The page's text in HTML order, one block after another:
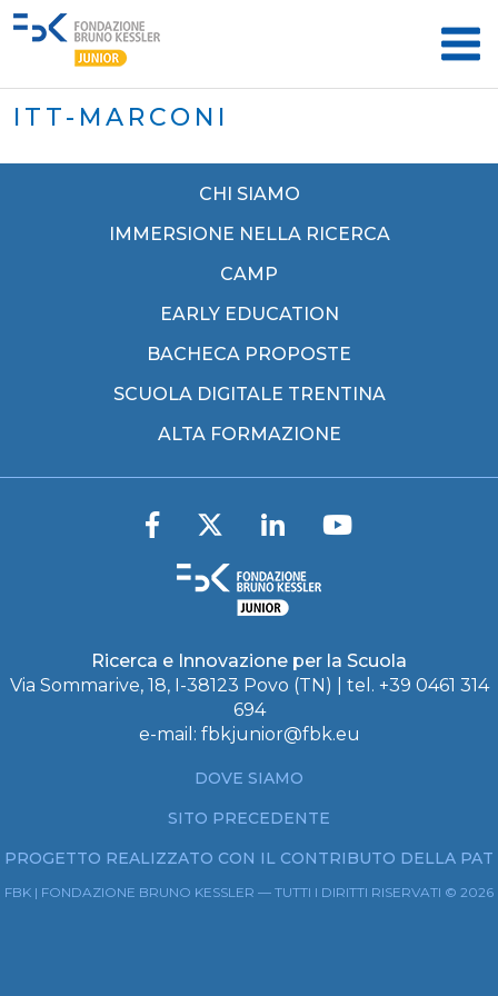
ITT-MARCONI
CHI SIAMO
IMMERSIONE NELLA RICERCA
CAMP
EARLY EDUCATION
BACHECA PROPOSTE
SCUOLA DIGITALE TRENTINA
ALTA FORMAZIONE
Ricerca e Innovazione per la Scuola
Via Sommarive, 18, I-38123 Povo (TN) | tel. +39 0461 314
694
e-mail: fbkjunior@fbk.eu
DOVE SIAMO
SITO PRECEDENTE
PROGETTO REALIZZATO CON IL CONTRIBUTO DELLA PAT
FBK | FONDAZIONE BRUNO KESSLER — TUTTI I DIRITTI RISERVATI © 2026